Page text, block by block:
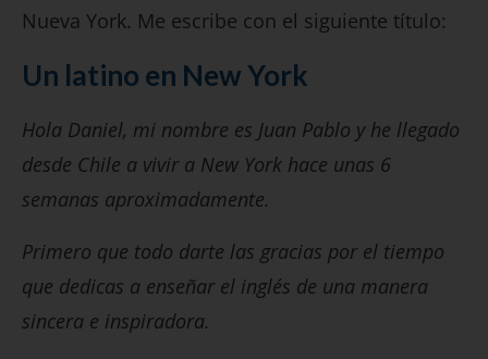
Nueva York. Me escribe con el siguiente título:
Un latino en New York
Hola Daniel, mi nombre es Juan Pablo y he llegado
desde Chile a vivir a New York hace unas 6
semanas aproximadamente.
Primero que todo darte las gracias por el tiempo
que dedicas a enseñar el inglés de una manera
sincera e inspiradora.